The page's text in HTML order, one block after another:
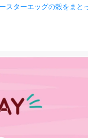
ターエッグの殻をまと